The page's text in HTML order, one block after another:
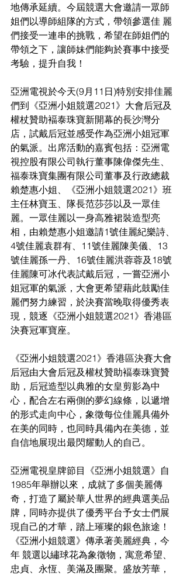
地傳承延續。今屆競選大會邀請一眾師
姐們以導師組隊的方式，帶領參選佳 麗
們接受一連串的挑戰，希望在師姐們的
帶領之下，讓師妹們能夠於賽事中接受
考驗，提升自我！
亞洲電視於今天(9月11日)特別安排佳麗
們到《亞洲小姐競選2021》大會后冠及
權杖贊助褔泰珠寶新開幕的長沙灣分
店，試戴后冠並感受作為亞洲小姐冠軍
的氣派。出席活動的嘉賓包括：亞洲電
視控股有限公司執行董事陳偉傑先生、
福泰珠寶集團有限公司董事及行政總裁
賴楚惠小姐、《亞洲小姐競選2021》班
主任林寶玉、隊長范莎莎以及一眾佳
麗。一眾佳麗以一身高雅裙裝造型亮
相，由賴楚惠小姐邀請1號佳麗紀樂詩、
4號佳麗袁群有、11號佳麗陳美儀、13
號佳麗孫一丹、16號佳麗洪蓉蓉及18號
佳麗陳可冰代表試戴后冠，一嘗亞洲小
姐冠軍的氣派，大會更希望藉此鼓勵佳
麗們努力練習，於決賽當晚取得優秀表
現，競逐《亞洲小姐競選2021》香港區
決賽冠軍寶座。
《亞洲小姐競選2021》香港區決賽大會
后冠由大會后冠及權杖贊助褔泰珠寶贊
助，后冠造型以典雅的女皇剪影為中
心，配合左右兩側的夢幻線條，以遞增
的形式走向中心，象徵每位佳麗具備外
在美的同時，也同時具備內在美德，並
自信地展現出最閃耀動人的自己。
亞洲電視皇牌節目《亞洲小姐競選》自
1985年舉辦以來，成就了多個美麗傳
奇，打造了屬於華人世界的經典選美品
牌，同時亦提供了優秀平台予女士們展
現自己的才華，踏上璀璨的銀色旅途！
《亞洲小姐競選》傳承著美麗經典，今
年 競選以繡球花為象徵物，寓意希望、
忠貞、永恆、美滿及團聚。盛放芳華，